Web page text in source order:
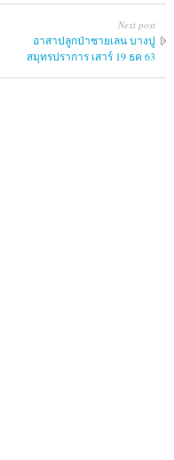
Next post
อาสาปลูกป่าชายเลน บางปู
สมุทรปราการ เสาร์ 19 ธค 63